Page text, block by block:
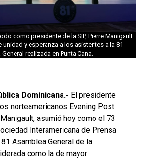
como presidente de la SIP, Pierre Manigault
unidad y esperanza a los asistentes a la 81
realizada en Punta Cana.
Dominicana.- El presidente
norteamericanos Evening Post
asumió hoy como el 73
Interamericana de Prensa
Asamblea General de la
como la de mayor